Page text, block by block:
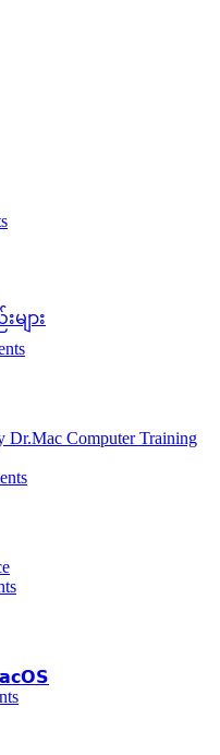
များ
Dr.Mac Computer Training